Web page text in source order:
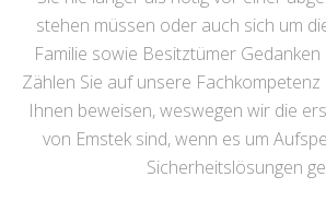
stehen müssen oder auch sich um
Familie sowie Besitztümer
Zählen Sie auf unsere Fachkompetenz
Ihnen beweisen, weswegen wir die
von Emstek sind, wenn es um
Sicherheitslösungen